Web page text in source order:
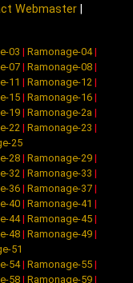
Webmaster|
03 | Ramonage-04|
07| Ramonage-08|
11 | Ramonage-12|
15| Ramonage-16|
19| Ramonage-2a |
22 | Ramonage-23 |
25
28| Ramonage-29|
32| Ramonage-33 |
36| Ramonage-37|
40| Ramonage-41 |
44| Ramonage-45|
48| Ramonage-49|
51
54| Ramonage-55|
58| Ramonage-59|